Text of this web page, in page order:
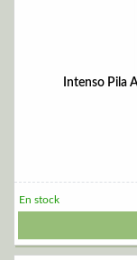
Intenso Pila
En stock